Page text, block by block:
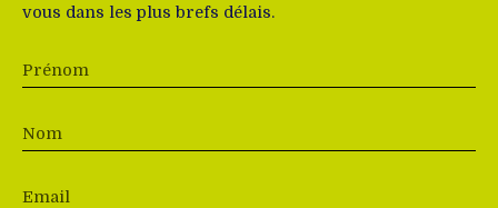
vous dans les plus brefs délais.
Prénom
Nom
Email